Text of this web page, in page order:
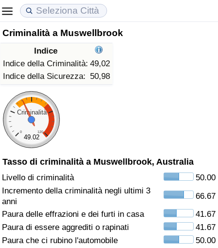
Criminalità a Muswellbrook
Indice
Indice della Criminalità: 49,02
Indice della Sicurezza: 50,98
Criminalità
0 120
49.02
Tasso di criminalità a Muswellbrook, Australia
Livello di criminalità
50.00
Incremento della criminalità negli ultimi 3
anni
66.67
Paura delle effrazioni e dei furti in casa
41.67
Paura di essere aggrediti o rapinati
41.67
Paura che ci rubino l'automobile
50.00
Costo della vita
Indice Del Costo Della Vita (corrente)
Indice Del Costo Della Vita
Indice del Costo della Vita per Nazione
ad Aqaba
Prezzi degli immobili
Indice del Prezzo delle Case (Corrente)
Indice del Prezzo delle Case
Indice del Prezzo delle Case per Nazione
Qualità della Vita
Indice della Qualità della Vita
Indice della Qualità della Vita (Corrente)
Indice della qualità della vita per Paese
Criminalità
Indice del Tasso di Criminalità (Corrente)
Indice della Criminalità
Indice di criminalità per paese
Assistenza Sanitaria